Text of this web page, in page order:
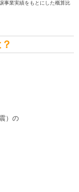
事業実績をもとにした概算比
）の